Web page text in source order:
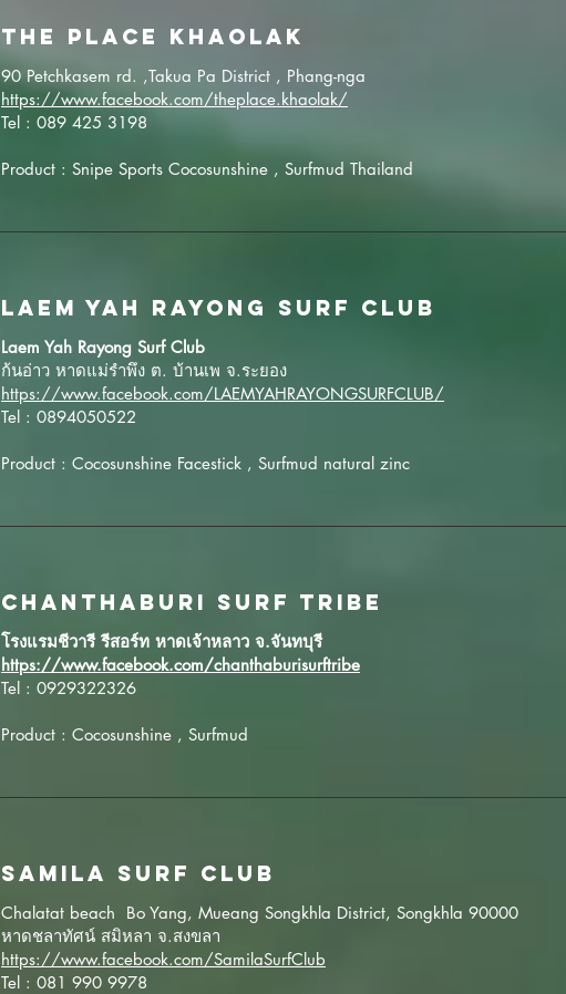
the place Khaolak
90 Petchkasem rd. ,Takua Pa District , Phang-nga
https://www.facebook.com/theplace.khaolak/
Tel : 089 425 3198
Product : Snipe Sports Cocosunshine , Surfmud Thailand
Laem yah rayong surf Club
Laem Yah Rayong Surf Club
ก้นอ่าว หาดแม่รำพึง ต. บ้านเพ จ.ระยอง
https://www.facebook.com/LAEMYAHRAYONGSURFCLUB/
Tel : 0894050522
Product : Cocosunshine Facestick , Surfmud natural zinc
CHANTHABURI SURF TRIBE
โรงแรมชีวารี รีสอร์ท หาดเจ้าหลาว จ.จันทบุรี
https://www.facebook.com/chanthaburisurftribe
Tel : 0929322326
Product : Cocosunshine , Surfmud
SAmila surf club
Chalatat beach Bo Yang, Mueang Songkhla District, Songkhla 90000
หาดชลาทัศน์ สมิหลา จ.สงขลา
https://www.facebook.com/SamilaSurfClub
Tel : 081 990 9978